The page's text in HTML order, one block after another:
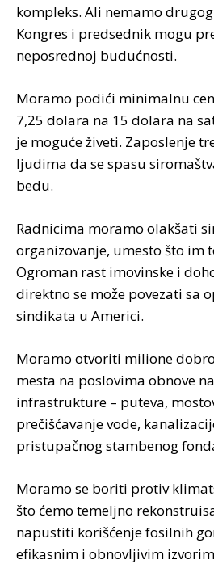
kompleks. Ali nemamo
Kongres i predsednik mogu
neposrednoj budućnosti.
Moramo podići minimalnu
7,25 dolara na 15 dolara na
je moguće živeti. Zaposlenje
ljudima da se spasu
bedu.
Radnicima moramo olakšati
organizovanje, umesto što im
Ogroman rast imovinske i
direktno se može povezati sa
sindikata u Americi.
Moramo otvoriti milione
mesta na poslovima obnove
infrastrukture – puteva,
prečišćavanje vode,
pristupačnog stambenog
Moramo se boriti protiv
što ćemo temeljno
napustiti korišćenje fosilnih
efikasnim i obnovljivim